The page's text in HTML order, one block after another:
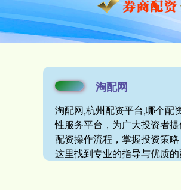
淘配网
淘配网,杭州配资平台,哪个配
性服务平台，为广大投资者
配资操作流程，掌握投资策
这里找到专业的指导与优质